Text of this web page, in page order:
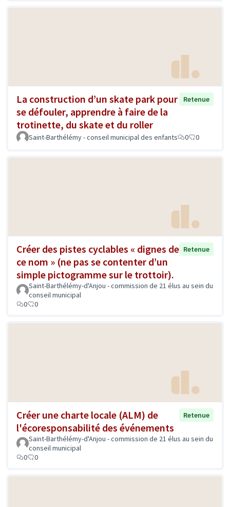
La construction d’un skate park pour
se défouler, apprendre à faire de la
trotinette, du skate et du roller
Retenue
Saint-Barthélémy - conseil municipal des enfants 0 0
Créer des pistes cyclables « dignes de
ce nom » (ne pas se contenter d’un
simple pictogramme sur le trottoir).
Retenue
Saint-Barthélémy-d'Anjou - commission de 21 élus au sein du
conseil municipal
0
0
Créer une charte locale (ALM) de
l'écoresponsabilité des événements
Retenue
Saint-Barthélémy-d'Anjou - commission de 21 élus au sein du
conseil municipal
0
0